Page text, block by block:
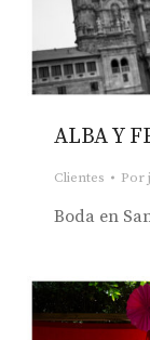
ALBA Y
Clientes Por
Boda en